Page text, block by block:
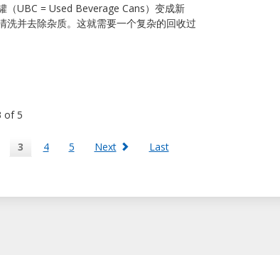
（UBC = Used Beverage Cans）变成新
洗并去除杂质。这就需要一个复杂的回收过
of 5
3 4 5 Next Last